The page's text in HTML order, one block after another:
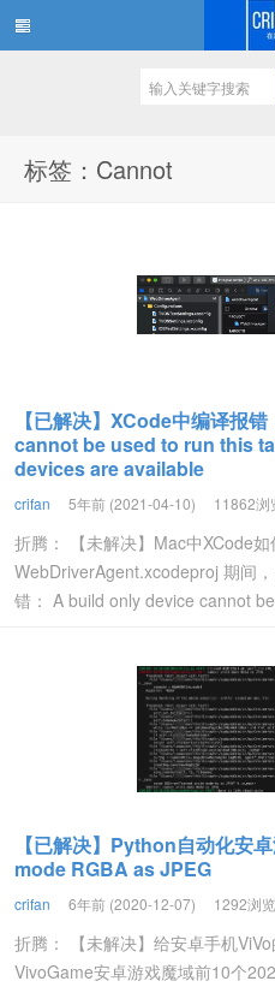
标签：Cannot
【已解决】XCode中编译报
cannot be used to run this
devices are available
crifan 5年前 (2021-04-10) 11862浏
折腾： 【未解决】Mac中XCode如
WebDriverAgent.xcodeproj 期间
错： A build only device cannot
【已解决】Python自动化安
mode RGBA as JPEG
crifan 6年前 (2020-12-07) 1292浏览
折腾： 【未解决】给安卓手机
VivoGame安卓游戏魔域前10个